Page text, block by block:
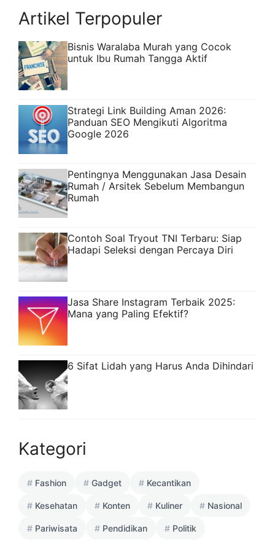
Artikel Terpopuler
Bisnis Waralaba Murah yang Cocok
untuk Ibu Rumah Tangga Aktif
Strategi Link Building Aman 2026:
Panduan SEO Mengikuti Algoritma
Google 2026
Pentingnya Menggunakan Jasa Desain
Rumah / Arsitek Sebelum Membangun
Rumah
Contoh Soal Tryout TNI Terbaru: Siap
Hadapi Seleksi dengan Percaya Diri
Jasa Share Instagram Terbaik 2025:
Mana yang Paling Efektif?
6 Sifat Lidah yang Harus Anda Dihindari
Kategori
Fashion Gadget Kecantikan
Kesehatan Konten Kuliner Nasional
Pariwisata Pendidikan Politik